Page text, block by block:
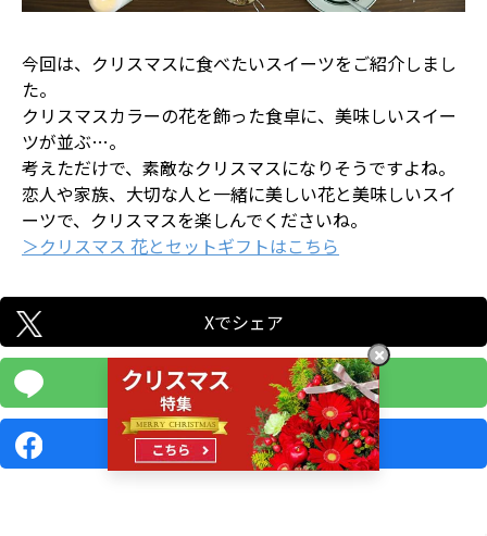
今回は、クリスマスに食べたいスイーツをご紹介しまし
た。
クリスマスカラーの花を飾った食卓に、美味しいスイー
ツが並ぶ…。
考えただけで、素敵なクリスマスになりそうですよね。
恋人や家族、大切な人と一緒に美しい花と美味しいスイ
ーツで、クリスマスを楽しんでくださいね。
＞クリスマス 花とセットギフトはこちら
Xでシェア
LINEで送る
Facebookでシェア